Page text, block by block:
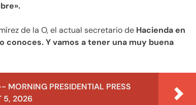
de la O, el actual secretario de Hacienda en
conoces. Y vamos a tener una muy buena
PRESIDENTIAL PRESS
5, 2026